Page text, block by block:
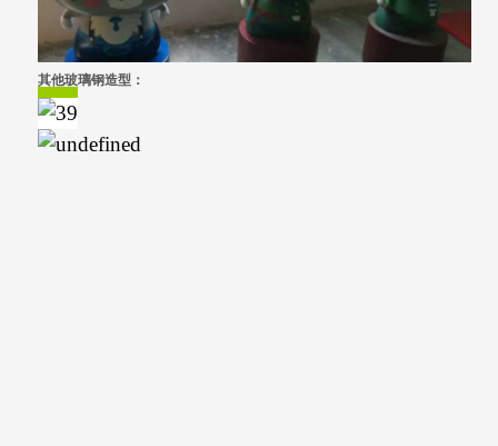
其他玻璃钢造型：